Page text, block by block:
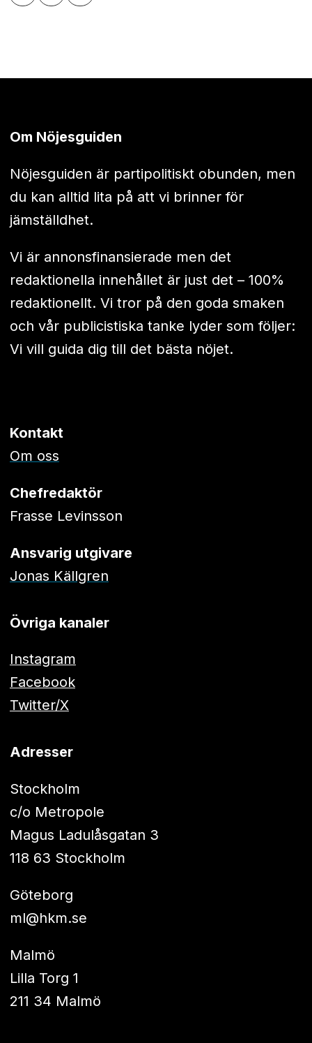
Om Nöjesguiden
Nöjesguiden är partipolitiskt obunden, men
du kan alltid lita på att vi brinner för
jämställdhet.
Vi är annonsfinansierade men det
redaktionella innehållet är just det – 100%
redaktionellt. Vi tror på den goda smaken
och vår publicistiska tanke lyder som följer:
Vi vill guida dig till det bästa nöjet.
Kontakt
Om oss
Chefredaktör
Frasse Levinsson
Ansvarig utgivare
Jonas Källgren
Övriga kanaler
Instagram
Facebook
Twitter/X
Adresser
Stockholm
c/o Metropole
Magus Ladulåsgatan 3
118 63 Stockholm
Göteborg
ml@hkm.se
Malmö
Lilla Torg 1
211 34 Malmö